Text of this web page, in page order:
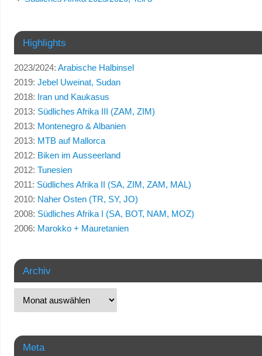
Highlights
2023/2024: Arabische Halbinsel
2019: Jebel Uweinat, Sudan
2018: Iran und Kaukasus
2013: Südliches Afrika III (ZAM, ZIM)
2013: Montenegro & Albanien
2013: MTB auf Mallorca
2012: Biken im Ausseerland
2012: Tunesien
2011: Südliches Afrika II (SA, ZIM, ZAM, MAL)
2010: Naher Osten (TR, SY, JO)
2008: Südliches Afrika I (SA, BOT, NAM, MOZ)
2006: Marokko + Mauretanien
Archiv
Meta